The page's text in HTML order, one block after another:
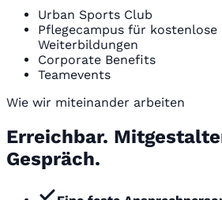
Urban Sports Club
Pflegecampus für
Weiterbildungen
Corporate Benefits
Teamevents
Wie wir miteinander arbeiten
Erreichbar.
Gespräch.